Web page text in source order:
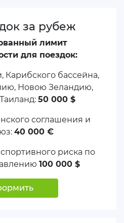
за рубеж
лимит
для поездок:
Карибского бассейна,
Новою Зеландию,
50 000 $
соглашения и
40 000 €
риска по
100 000 $